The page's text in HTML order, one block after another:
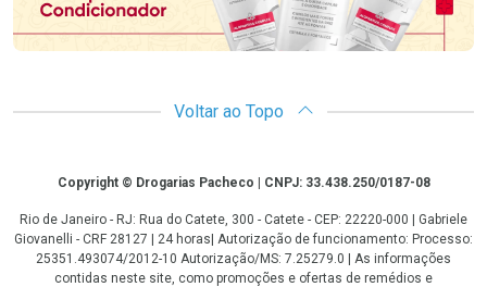
Voltar ao Topo
CopyrightCopyright © Drogarias Pacheco | CNPJ: 33.438.250/0187-08
Rio de Janeiro - RJ: Rua do Catete, 300 - Catete - CEP: 22220-000 | Gabriele
Giovanelli - CRF 28127 | 24 horas| Autorização de funcionamento: Processo:
25351.493074/2012-10 Autorização/MS: 7.25279.0 | As informações
contidas neste site, como promoções e ofertas de remédios e